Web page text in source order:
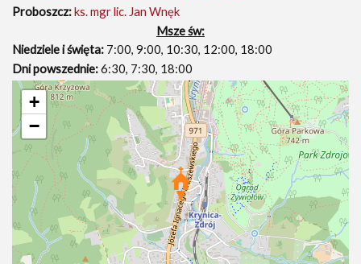
Proboszcz:ks. mgr lic. Jan Wnęk
Msze św:
Niedziele i święta: 7:00, 9:00, 10:30, 12:00, 18:00
Dni powszednie:6:30, 7:30, 18:00
+
−